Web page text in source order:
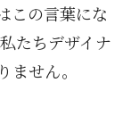
この言葉にな
たちデザイナ
せん。